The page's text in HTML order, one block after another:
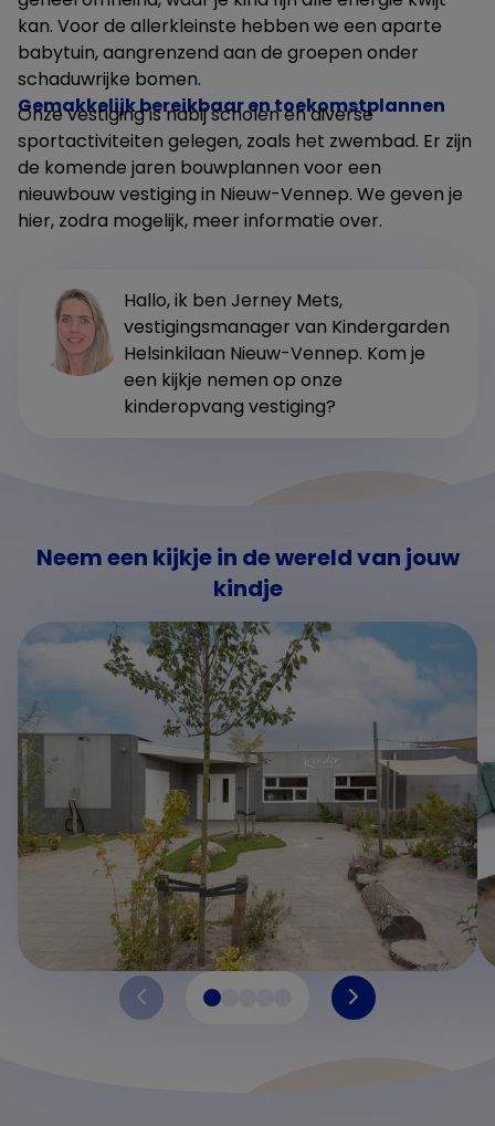
kan. Voor de allerkleinste hebben we een aparte
babytuin, aangrenzend aan de groepen onder
schaduwrijke bomen.
Gemakkelijk bereikbaar en toekomstplannen
Onze vestiging is nabij scholen en diverse
sportactiviteiten gelegen, zoals het zwembad. Er zijn
de komende jaren bouwplannen voor een
nieuwbouw vestiging in Nieuw-Vennep. We geven je
hier, zodra mogelijk, meer informatie over.
Hallo, ik ben Jerney Mets,
vestigingsmanager van Kindergarden
Helsinkilaan Nieuw-Vennep. Kom je
een kijkje nemen op onze
kinderopvang vestiging?
Neem een kijkje in de wereld van jouw
kindje